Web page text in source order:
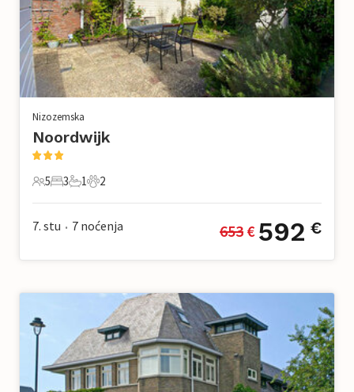
Nizozemska
Noordwijk
5 Gosti
5
3 Spavaće sobe
3
1 Kupaonica
1
2 Kućni ljubimac
2
7. stu • 7 noćenja 653 € 592 €